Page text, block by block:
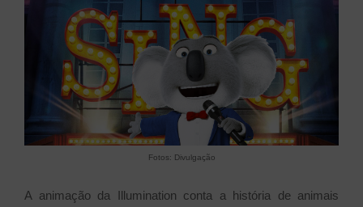
Fotos: Divulgação
A animação da Illumination conta a história de animais